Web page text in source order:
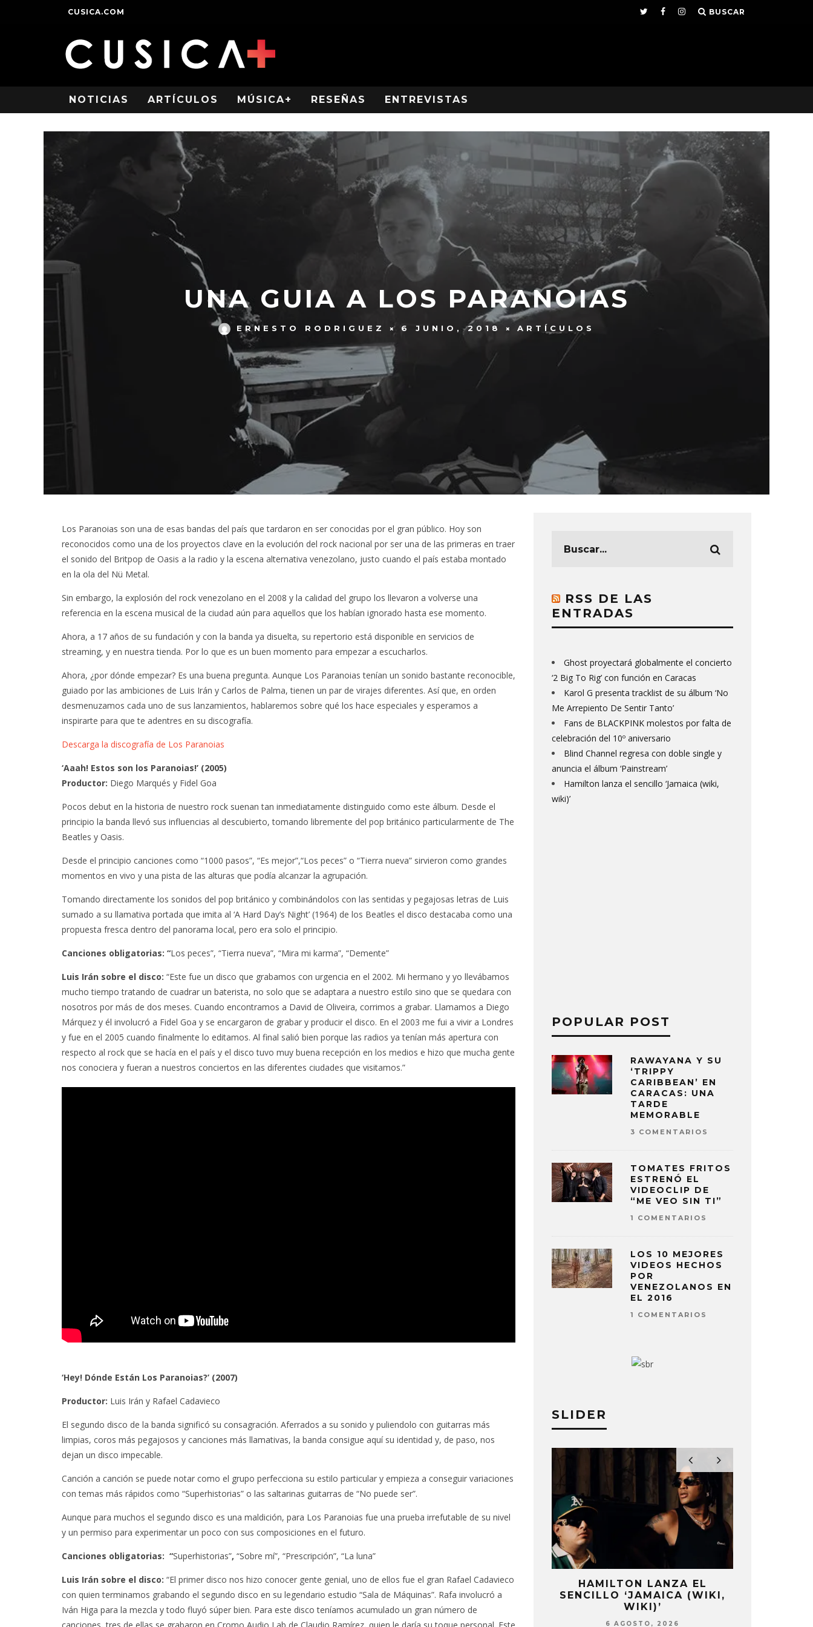
CUSICA.COM BUSCAR
NOTICIAS ARTÍCULOS MÚSICA+ RESEÑAS ENTREVISTAS
UNA GUIA A LOS PARANOIAS
ERNESTO RODRIGUEZ 6 JUNIO, 2018 ARTÍCULOS
Los Paranoias son una de esas bandas del país que tardaron en ser conocidas por el gran público. Hoy son
reconocidos como una de los proyectos clave en la evolución del rock nacional por ser una de las primeras en traer
el sonido del Britpop de Oasis a la radio y la escena alternativa venezolano, justo cuando el país estaba montado
en la ola del Nü Metal.
Sin embargo, la explosión del rock venezolano en el 2008 y la calidad del grupo los llevaron a volverse una
referencia en la escena musical de la ciudad aún para aquellos que los habían ignorado hasta ese momento.
Ahora, a 17 años de su fundación y con la banda ya disuelta, su repertorio está disponible en servicios de
streaming, y en nuestra tienda. Por lo que es un buen momento para empezar a escucharlos.
Ahora, ¿por dónde empezar? Es una buena pregunta. Aunque Los Paranoias tenían un sonido bastante reconocible,
guiado por las ambiciones de Luis Irán y Carlos de Palma, tienen un par de virajes diferentes. Así que, en orden
desmenuzamos cada uno de sus lanzamientos, hablaremos sobre qué los hace especiales y esperamos a
inspirarte para que te adentres en su discografía.
Descarga la discografía de Los Paranoias
‘Aaah! Estos son los Paranoias!’ (2005)
Productor: Diego Marqués y Fidel Goa
Pocos debut en la historia de nuestro rock suenan tan inmediatamente distinguido como este álbum. Desde el
principio la banda llevó sus influencias al descubierto, tomando libremente del pop británico particularmente de The
Beatles y Oasis.
Desde el principio canciones como “1000 pasos”, “Es mejor”,“Los peces” o “Tierra nueva” sirvieron como grandes
momentos en vivo y una pista de las alturas que podía alcanzar la agrupación.
Tomando directamente los sonidos del pop británico y combinándolos con las sentidas y pegajosas letras de Luis
sumado a su llamativa portada que imita al ‘A Hard Day’s Night’ (1964) de los Beatles el disco destacaba como una
propuesta fresca dentro del panorama local, pero era solo el principio.
Canciones obligatorias: “Los peces”, “Tierra nueva”, “Mira mi karma”, “Demente”
Luis Irán sobre el disco: “Este fue un disco que grabamos con urgencia en el 2002. Mi hermano y yo llevábamos
mucho tiempo tratando de cuadrar un baterista, no solo que se adaptara a nuestro estilo sino que se quedara con
nosotros por más de dos meses. Cuando encontramos a David de Oliveira, corrimos a grabar. Llamamos a Diego
Márquez y él involucró a Fidel Goa y se encargaron de grabar y producir el disco. En el 2003 me fui a vivir a Londres
y fue en el 2005 cuando finalmente lo editamos. Al final salió bien porque las radios ya tenían más apertura con
respecto al rock que se hacía en el país y el disco tuvo muy buena recepción en los medios e hizo que mucha gente
nos conociera y fueran a nuestros conciertos en las diferentes ciudades que visitamos.”
‘Hey! Dónde Están Los Paranoias?’ (2007)
Productor: Luis Irán y Rafael Cadavieco
El segundo disco de la banda significó su consagración. Aferrados a su sonido y puliendolo con guitarras más
limpias, coros más pegajosos y canciones más llamativas, la banda consigue aquí su identidad y, de paso, nos
dejan un disco impecable.
Canción a canción se puede notar como el grupo perfecciona su estilo particular y empieza a conseguir variaciones
con temas más rápidos como “Superhistorias” o las saltarinas guitarras de “No puede ser”.
Aunque para muchos el segundo disco es una maldición, para Los Paranoias fue una prueba irrefutable de su nivel
y un permiso para experimentar un poco con sus composiciones en el futuro.
Canciones obligatorias: “Superhistorias”, “Sobre mí”, “Prescripción”, “La luna”
Luis Irán sobre el disco: “El primer disco nos hizo conocer gente genial, uno de ellos fue el gran Rafael Cadavieco
con quien terminamos grabando el segundo disco en su legendario estudio “Sala de Máquinas”. Rafa involucró a
Iván Higa para la mezcla y todo fluyó súper bien. Para este disco teníamos acumulado un gran número de
RSS DE LAS
ENTRADAS
Ghost proyectará globalmente el concierto
‘2 Big To Rig’ con función en Caracas
Karol G presenta tracklist de su álbum ‘No
Me Arrepiento De Sentir Tanto’
Fans de BLACKPINK molestos por falta de
celebración del 10º aniversario
Blind Channel regresa con doble single y
anuncia el álbum ‘Painstream’
Hamilton lanza el sencillo ‘Jamaica (wiki,
wiki)’
POPULAR POST
RAWAYANA Y SU
‘TRIPPY
CARIBBEAN’ EN
CARACAS: UNA
TARDE
MEMORABLE
3 COMENTARIOS
TOMATES FRITOS
ESTRENÓ EL
VIDEOCLIP DE
“ME VEO SIN TI”
1 COMENTARIOS
LOS 10 MEJORES
VIDEOS HECHOS
POR
VENEZOLANOS EN
EL 2016
1 COMENTARIOS
SLIDER
KAROL G PRESENTA
TRACKLIST DE SU ÁLBUM
‘NO ME ARREPIENTO DE
SENTIR TANTO’
FANS DE BLACKPINK
MOLESTOS POR FALTA DE
CELEBRACIÓN DEL 10º
BLIND CHANNEL REGRESA
CON DOBLE SINGLE Y
ANUNCIA EL ÁLBUM
‘PAINSTREAM’
HAMILTON LANZA EL
SENCILLO ‘JAMAICA (WIKI,
WIKI)’
6 AGOSTO, 2026